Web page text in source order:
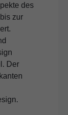
des
zur
Der